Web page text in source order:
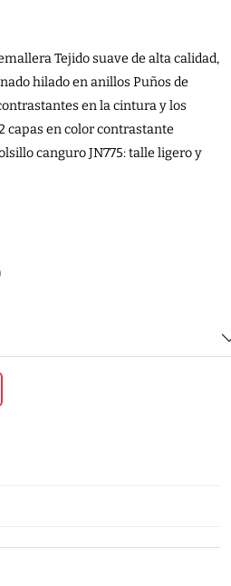
Tejido suave de alta calidad,
hilado en anillos Puños de
en la cintura y los
capas en color contrastante
canguro JN775: talle ligero y